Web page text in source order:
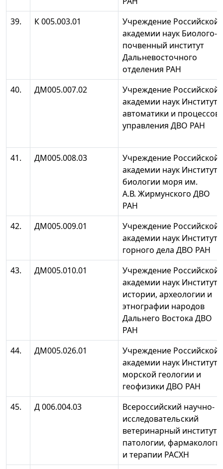
39.
К 005.003.01
Учреждение Российской
академии наук Биолого-
почвенный институт
Дальневосточного
отделения РАН
40.
ДМ005.007.02
Учреждение Российской
академии наук Институт
автоматики и процессов
управления ДВО РАН
41. ДМ005.008.03
Учреждение Российской
академии наук Институт
биологии моря им.
А.В. Жирмунского ДВО
РАН
42.
ДМ005.009.01
Учреждение Российской
академии наук Институт
горного дела ДВО РАН
43.
ДМ005.010.01
Учреждение Российской
академии наук Институт
истории, археологии и
этнографии народов
Дальнего Востока ДВО
РАН
44.
ДМ005.026.01
Учреждение Российской
академии наук Институт
морской геологии и
геофизики ДВО РАН
45.
Д 006.004.03
Всероссийский научно-
исследовательский
ветеринарный институт
патологии,
и терапии РАСХН